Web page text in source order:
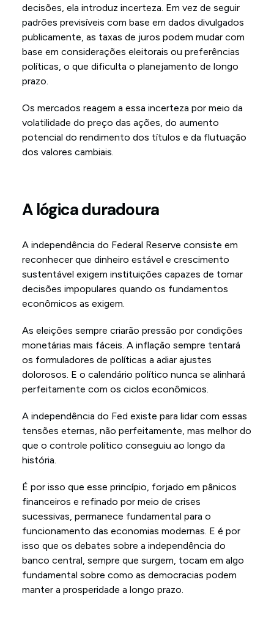
decisões, ela introduz incerteza. Em vez de seguir
padrões previsíveis com base em dados divulgados
publicamente, as taxas de juros podem mudar com
base em considerações eleitorais ou preferências
políticas, o que dificulta o planejamento de longo
prazo.
Os mercados reagem a essa incerteza por meio da
volatilidade do preço das ações, do aumento
potencial do rendimento dos títulos e da flutuação
dos valores cambiais.
A lógica duradoura
A independência do Federal Reserve consiste em
reconhecer que dinheiro estável e crescimento
sustentável exigem instituições capazes de tomar
decisões impopulares quando os fundamentos
econômicos as exigem.
As eleições sempre criarão pressão por condições
monetárias mais fáceis. A inflação sempre tentará
os formuladores de políticas a adiar ajustes
dolorosos. E o calendário político nunca se alinhará
perfeitamente com os ciclos econômicos.
A independência do Fed existe para lidar com essas
tensões eternas, não perfeitamente, mas melhor do
que o controle político conseguiu ao longo da
história.
É por isso que esse princípio, forjado em pânicos
financeiros e refinado por meio de crises
sucessivas, permanece fundamental para o
funcionamento das economias modernas. E é por
isso que os debates sobre a independência do
banco central, sempre que surgem, tocam em algo
fundamental sobre como as democracias podem
manter a prosperidade a longo prazo.